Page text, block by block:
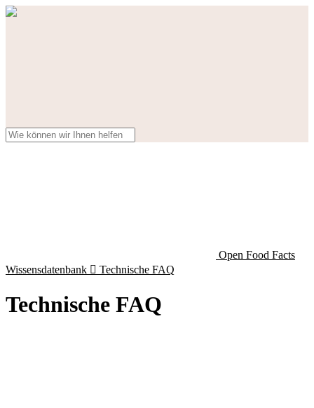
Open Food Facts
Wissensdatenbank  Technische FAQ
Technische FAQ